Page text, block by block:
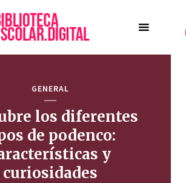
GENERAL
los diferentes
de podenco:
y
curiosidades